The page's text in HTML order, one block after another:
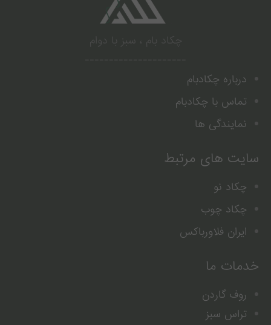
چکاد بام ، سبز با دوام
درباره چکادبام
تماس با چکادبام
نمایندگی ها
سایت های مرتبط
چکاد نو
چکاد چوب
ایران فلاورباکس
خدمات ما
روف گاردن
تراس سبز